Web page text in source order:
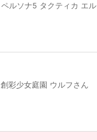
ペルソナ5 タクティカ エル
創彩少女庭園 ウルフさん